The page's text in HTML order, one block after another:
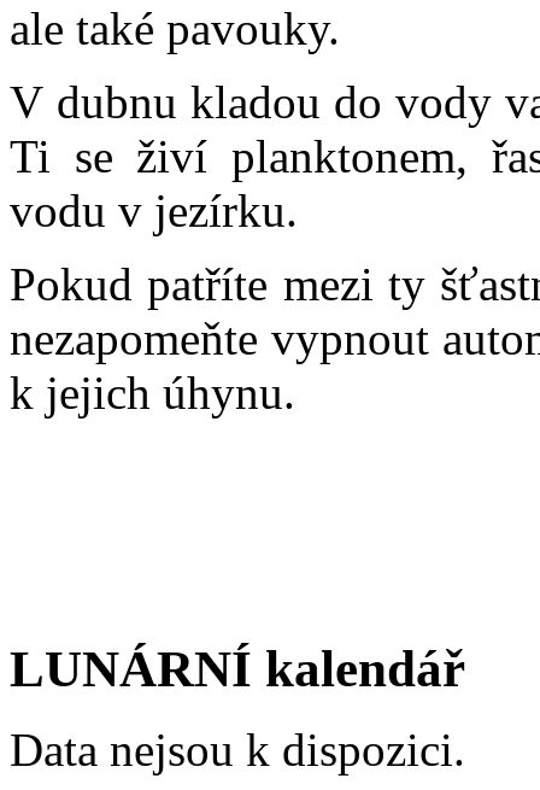
ale také pavouky.
V dubnu kladou do vody
Ti se živí planktonem,
vodu v jezírku.
Pokud patříte mezi ty
nezapomeňte vypnout
k jejich úhynu.
LUNÁRNÍ kalendář
Data nejsou k dispozici.